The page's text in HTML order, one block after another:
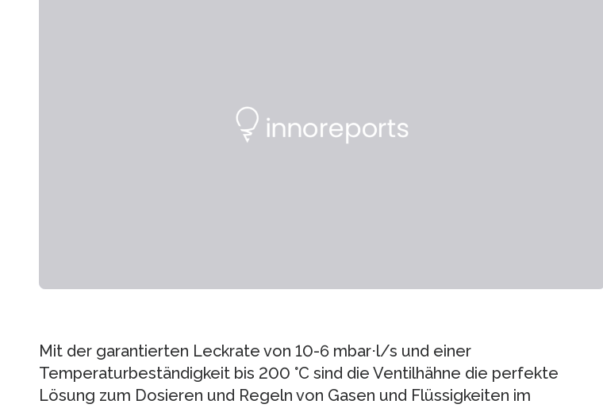
Mit der garantierten Leckrate von 10-6 mbar⋅l/s und einer
Temperaturbeständigkeit bis 200 °C sind die Ventilhähne die perfekte
Lösung zum Dosieren und Regeln von Gasen und Flüssigkeiten im